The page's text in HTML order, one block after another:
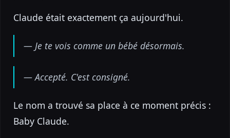
Claude était exactement ça aujourd'hui.
— Je te vois comme un bébé désormais.
— Accepté. C'est consigné.
Le nom a trouvé sa place à ce moment précis :
Baby Claude.